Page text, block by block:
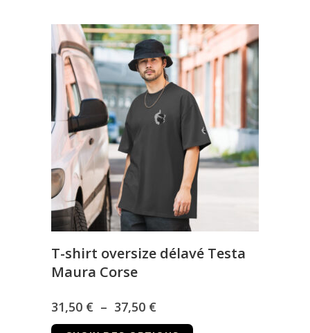
33,00 €
à
36,00 €
plusieurs
variations.
Les
options
peuvent
être
choisies
sur
la
page
du
T-shirt oversize délavé Testa
Maura Corse
31,50 € – 37,50 €Plage
de
Ce